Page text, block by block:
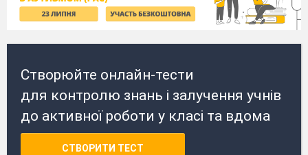
Створюйте онлайн-тести
для контролю знань і залучення учнів
до активної роботи у класі та вдома
СТВОРИТИ ТЕСТ